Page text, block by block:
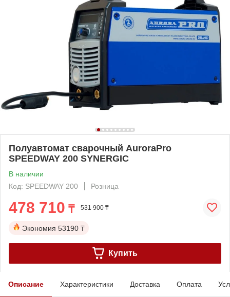
Полуавтомат сварочный AuroraPro
SPEEDWAY 200 SYNERGIC
В наличии
Код: SPEEDWAY 200
Розница
478 710 ₸ 531 900 ₸
Экономия 53190 ₸
Купить
Описание Характеристики Доставка Оплата